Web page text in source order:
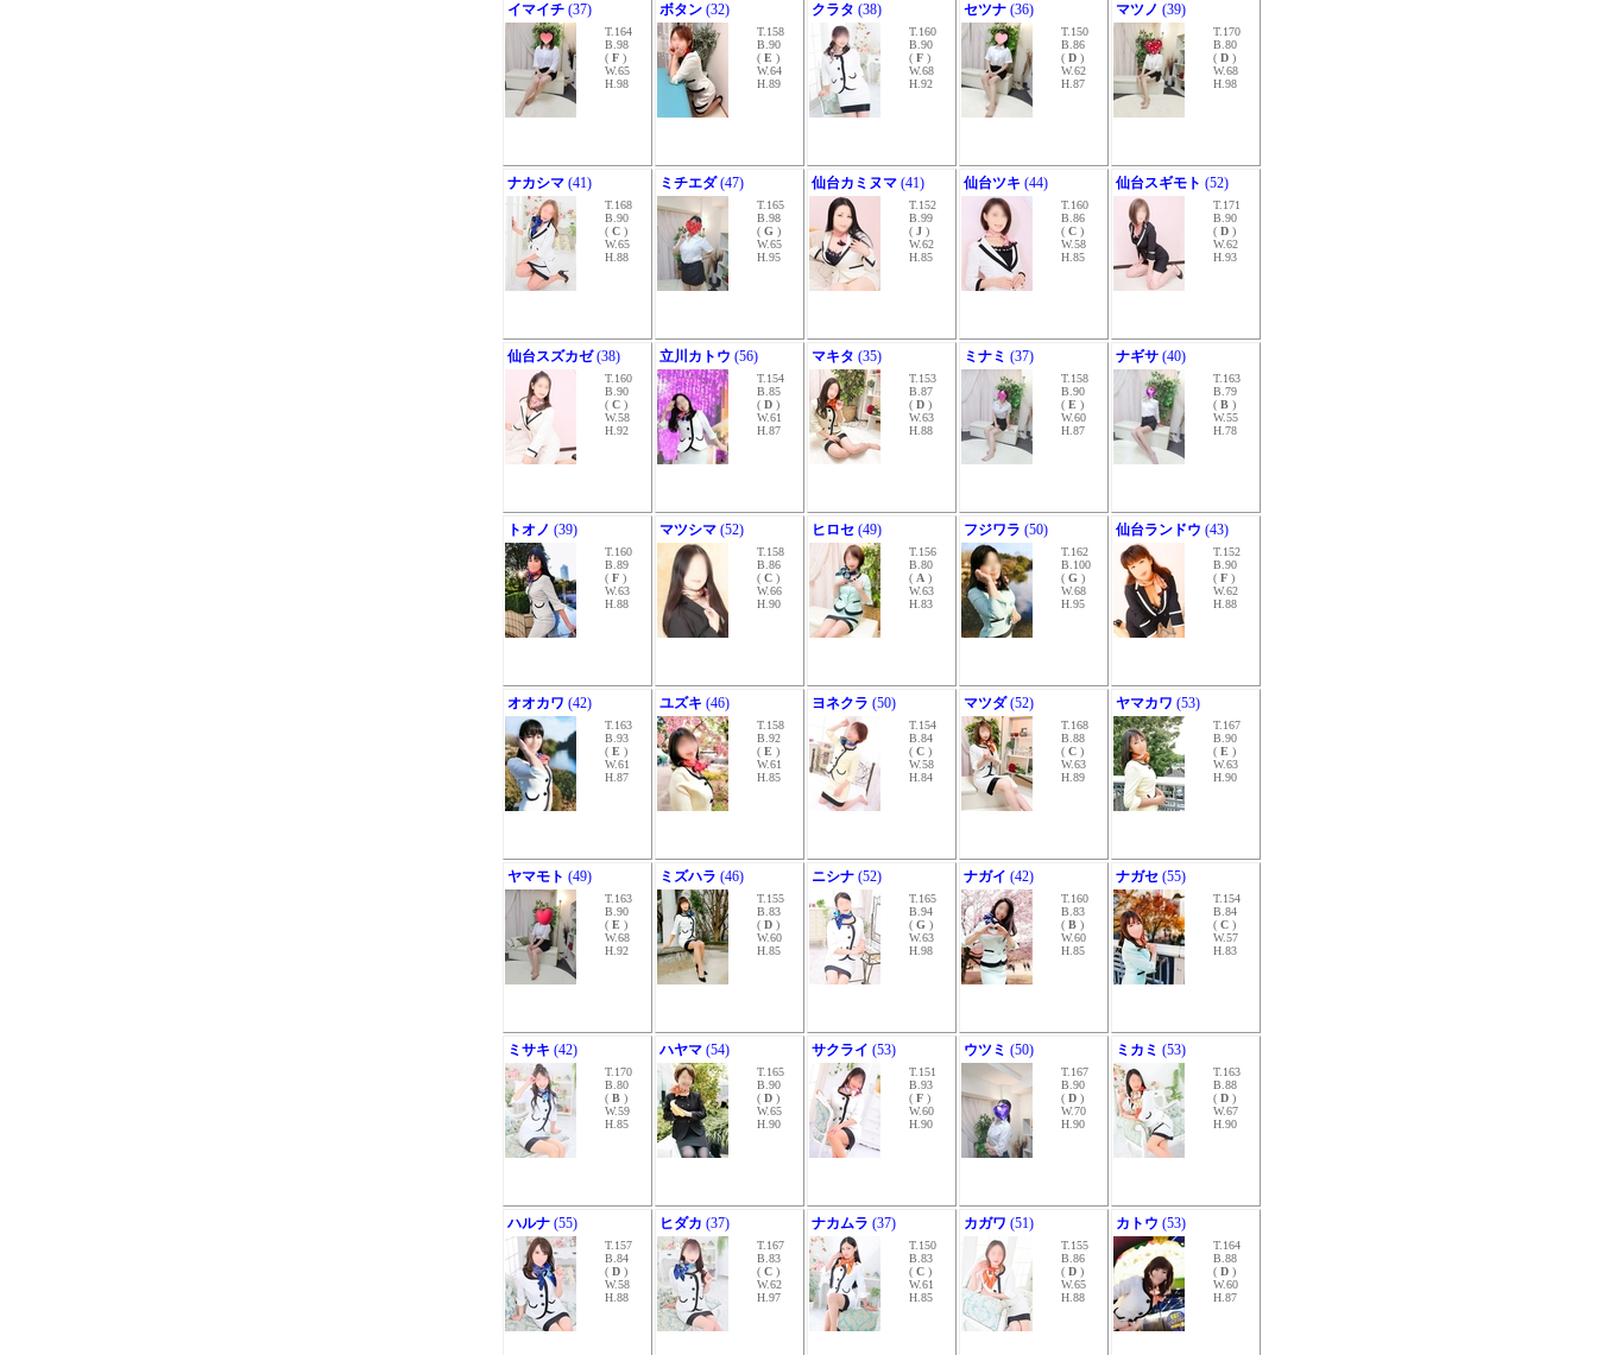
イマイチ (37)
T.164
B.98
( F )
W.65
H.98
ボタン (32)
T.158
B.90
( E )
W.64
H.89
クラタ (38)
T.160
B.90
( F )
W.68
H.92
セツナ (36)
T.150
B.86
( D )
W.62
H.87
マツノ (39)
T.170
B.80
( D )
W.68
H.98
ナカシマ (41)
T.168
B.90
( C )
W.65
H.88
ミチエダ(47)
T.165
B.98
( G )
W.65
H.95
仙台カミヌマ (41)
T.152
B.99
( J )
W.62
H.85
仙台ツキ (44)
T.160
B.86
( C )
W.58
H.85
仙台スギモト (52)
T.171
B.90
( D )
W.62
H.93
仙台スズカゼ(38)
T.160
B.90
( C )
W.58
H.92
立川カトウ (56)
T.154
B.85
( D )
W.61
H.87
マキタ (35)
T.153
B.87
( D )
W.63
H.88
ミナミ (37)
T.158
B.90
( E )
W.60
H.87
ナギサ (40)
T.163
B.79
( B )
W.55
H.78
トオノ (39)
T.160
B.89
( F )
W.63
H.88
マツシマ (52)
T.158
B.86
( C )
W.66
H.90
ヒロセ (49)
T.156
B.80
( A )
W.63
H.83
フジワラ (50)
T.162
B.100
( G )
W.68
H.95
仙台ランドウ (43)
T.152
B.90
( F )
W.62
H.88
オオカワ (42)
T.163
B.93
( E )
W.61
H.87
ユズキ (46)
T.158
B.92
( E )
W.61
H.85
ヨネクラ (50)
T.154
B.84
( C )
W.58
H.84
マツダ(52)
T.168
B.88
( C )
W.63
H.89
ヤマカワ (53)
T.167
B.90
( E )
W.63
H.90
ヤマモト (49)
T.163
B.90
( E )
W.68
H.92
ミズハラ (46)
T.155
B.83
( D )
W.60
H.85
ニシナ (52)
T.165
B.94
( G )
W.63
H.98
ナガイ (42)
T.160
B.83
( B )
W.60
H.85
ナガセ (55)
T.154
B.84
( C )
W.57
H.83
ミサキ (42)
T.170
B.80
( B )
W.59
H.85
ハヤマ (54)
T.165
B.90
( D )
W.65
H.90
サクライ (53)
T.151
B.93
( F )
W.60
H.90
ウツミ (50)
T.167
B.90
( D )
W.70
H.90
ミカミ (53)
T.163
B.88
( D )
W.67
H.90
ハルナ (55)
T.157
B.84
( D )
W.58
H.88
ヒダカ (37)
T.167
B.83
( C )
W.62
H.97
ナカムラ (37)
T.150
B.83
( C )
W.61
H.85
カガワ (51)
T.155
B.86
( D )
W.65
H.88
カトウ (53)
T.164
B.88
( D )
W.60
H.87